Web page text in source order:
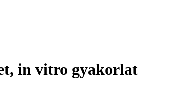
in vitro gyakorlat